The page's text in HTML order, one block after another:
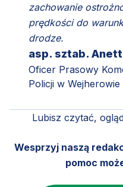
zachowanie
prędkości do
drodze.
asp. sztab.
Oficer Prasowy
Policji w Wejherowie
Lubisz czytać,
Wesprzyj naszą
pomoc